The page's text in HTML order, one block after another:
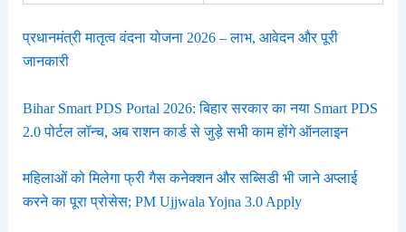
प्रधानमंत्री मातृत्व वंदना योजना 2026 – लाभ, आवेदन और पूरी
जानकारी
Bihar Smart PDS Portal 2026: बिहार सरकार का नया Smart PDS
2.0 पोर्टल लॉन्च, अब राशन कार्ड से जुड़े सभी काम होंगे ऑनलाइन
महिलाओं को मिलेगा फ्री गैस कनेक्शन और सब्सिडी भी जाने अप्लाई
करने का पूरा प्रोसेस; PM Ujjwala Yojna 3.0 Apply